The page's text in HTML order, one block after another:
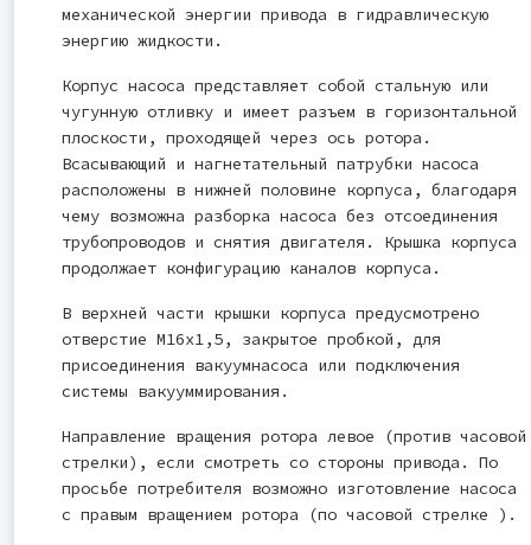
механической энергии привода в гидравлическую
энергию жидкости.
Корпус насоса представляет собой стальную или
чугунную отливку и имеет разъем в горизонтальной
плоскости, проходящей через ось ротора.
Всасывающий и нагнетательный патрубки насоса
расположены в нижней половине корпуса, благодаря
чему возможна разборка насоса без отсоединения
трубопроводов и снятия двигателя. Крышка корпуса
продолжает конфигурацию каналов корпуса.
В верхней части крышки корпуса предусмотрено
отверстие М16х1,5, закрытое пробкой, для
присоединения вакуумнасоса или подключения
системы вакууммирования.
Направление вращения ротора левое (против часовой
стрелки), если смотреть со стороны привода. По
просьбе потребителя возможно изготовление насоса
с правым вращением ротора (по часовой стрелке ).